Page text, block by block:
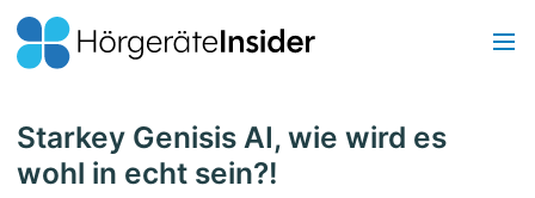
Starkey Genisis AI, wie wird es
wohl in echt sein?!